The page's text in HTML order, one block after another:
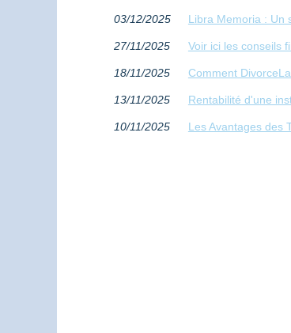
03/12/2025 Libra Memoria : Un
27/11/2025 Voir ici les conseils
18/11/2025 Comment
13/11/2025 Rentabilité d'une
10/11/2025 Les Avantages des